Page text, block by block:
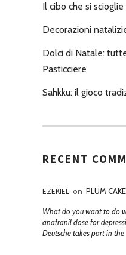
Il cibo che si scioglie
Decorazioni
Dolci di Natale:
Pasticciere
Sahkku: il gioco
RECENT
EZEKIEL on PLUM
What do you want to do
anafranil dose for
Deutsche takes part in the